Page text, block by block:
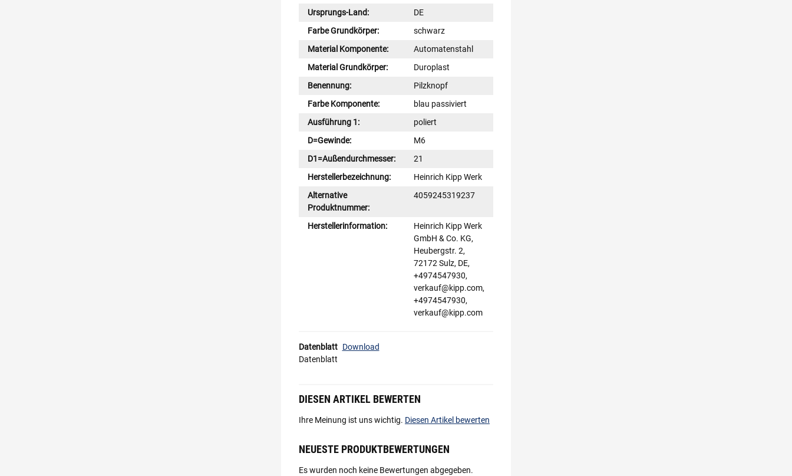
Ursprungs-Land:
DE
Farbe Grundkörper:
schwarz
Material Komponente:
Automatenstahl
Material Grundkörper:
Duroplast
Benennung:
Pilzknopf
Farbe Komponente:
blau passiviert
Ausführung 1:
poliert
D=Gewinde:
M6
D1=Außendurchmesser:
21
Herstellerbezeichnung:
Heinrich Kipp Werk
Alternative
Produktnummer:
4059245319237
Herstellerinformation:
Heinrich Kipp Werk
GmbH & Co. KG,
Heubergstr. 2,
72172 Sulz, DE,
+4974547930,
verkauf@kipp.com,
+4974547930,
verkauf@kipp.com
Datenblatt Download
Datenblatt
DIESEN ARTIKEL BEWERTEN
Ihre Meinung ist uns wichtig. Diesen Artikel bewerten
NEUESTE PRODUKTBEWERTUNGEN
Es wurden noch keine Bewertungen abgegeben.